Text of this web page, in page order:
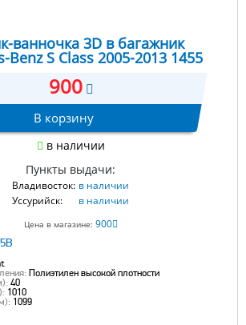
ванночка 3D в багажник
Benz S Class 2005-2013 1455
900
В корзину
в наличии
Пункты выдачи:
Владивосток: в наличии
Уссурийск:
в наличии
Цена в магазине: 900
Полиэтилен высокой плотности
40
1010
1099